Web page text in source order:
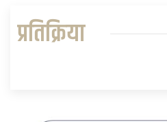
प्रतिक्रिया